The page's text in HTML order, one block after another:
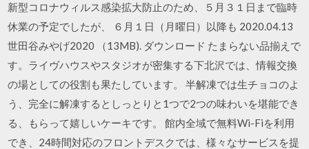
新型コロナウィルス感染拡大防止のため、５月３１日まで臨時
休業の予定でしたが、 ６月１日（月曜日）以降も 2020.04.13
世田谷みやげ2020 （13MB). ダウンロード たまらない品揃えで
す。ライヴハウスやスタジオが密集する下北沢では、情報交換
の場としての役割も果たしています。 半解凍では生チョコのよ
う、完全に解凍するとしっとりと1つで2つの味わいを堪能でき
る、もらって嬉しいケーキです。 館内全域で無料Wi-Fiを利用
でき、24時間対応のフロントデスクでは、様々なサービスを提